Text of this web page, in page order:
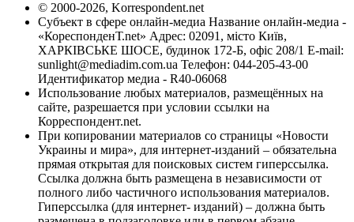
© 2000-2026, Korrespondent.net
Субъект в сфере онлайн-медиа Название онлайн-медиа -
«КореспонденТ.net» Адрес: 02091, місто Київ,
ХАРКІВСЬКЕ ШОСЕ, будинок 172-Б, офіс 208/1 E-mail:
sunlight@mediadim.com.ua Телефон: 044-205-43-00
Идентификатор медиа - R40-06068
Использование любых материалов, размещённых на
сайте, разрешается при условии ссылки на
Корреспондент.net.
При копировании материалов со страницы «Новости
Украины и мира», для интернет-изданий – обязательна
прямая открытая для поисковых систем гиперссылка.
Ссылка должна быть размещена в независимости от
полного либо частичного использования материалов.
Гиперссылка (для интернет- изданий) – должна быть